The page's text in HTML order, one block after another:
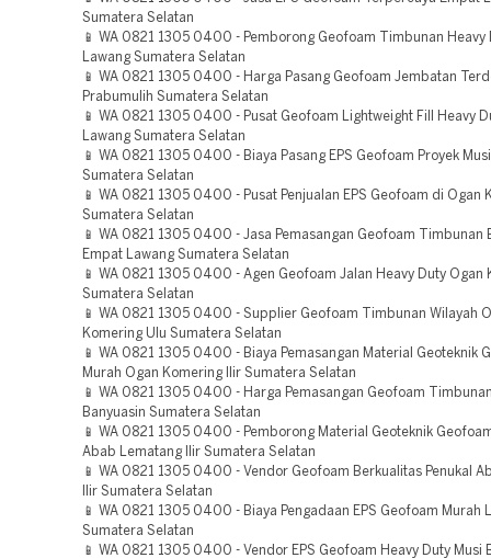
Sumatera Selatan
📱 WA 0821 1305 0400 - Pemborong Geofoam Timbunan Heavy
Lawang Sumatera Selatan
📱 WA 0821 1305 0400 - Harga Pasang Geofoam Jembatan
Prabumulih Sumatera Selatan
📱 WA 0821 1305 0400 - Pusat Geofoam Lightweight Fill Heavy
Lawang Sumatera Selatan
📱 WA 0821 1305 0400 - Biaya Pasang EPS Geofoam Proyek
Sumatera Selatan
📱 WA 0821 1305 0400 - Pusat Penjualan EPS Geofoam di Ogan
Sumatera Selatan
📱 WA 0821 1305 0400 - Jasa Pemasangan Geofoam Timbunan
Empat Lawang Sumatera Selatan
📱 WA 0821 1305 0400 - Agen Geofoam Jalan Heavy Duty Ogan
Sumatera Selatan
📱 WA 0821 1305 0400 - Supplier Geofoam Timbunan Wilayah
Komering Ulu Sumatera Selatan
📱 WA 0821 1305 0400 - Biaya Pemasangan Material Geoteknik
Murah Ogan Komering Ilir Sumatera Selatan
📱 WA 0821 1305 0400 - Harga Pemasangan Geofoam
Banyuasin Sumatera Selatan
📱 WA 0821 1305 0400 - Pemborong Material Geoteknik
Abab Lematang Ilir Sumatera Selatan
📱 WA 0821 1305 0400 - Vendor Geofoam Berkualitas Penukal
Ilir Sumatera Selatan
📱 WA 0821 1305 0400 - Biaya Pengadaan EPS Geofoam Murah
Sumatera Selatan
📱 WA 0821 1305 0400 - Vendor EPS Geofoam Heavy Duty Musi